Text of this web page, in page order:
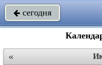
 сегодня
«